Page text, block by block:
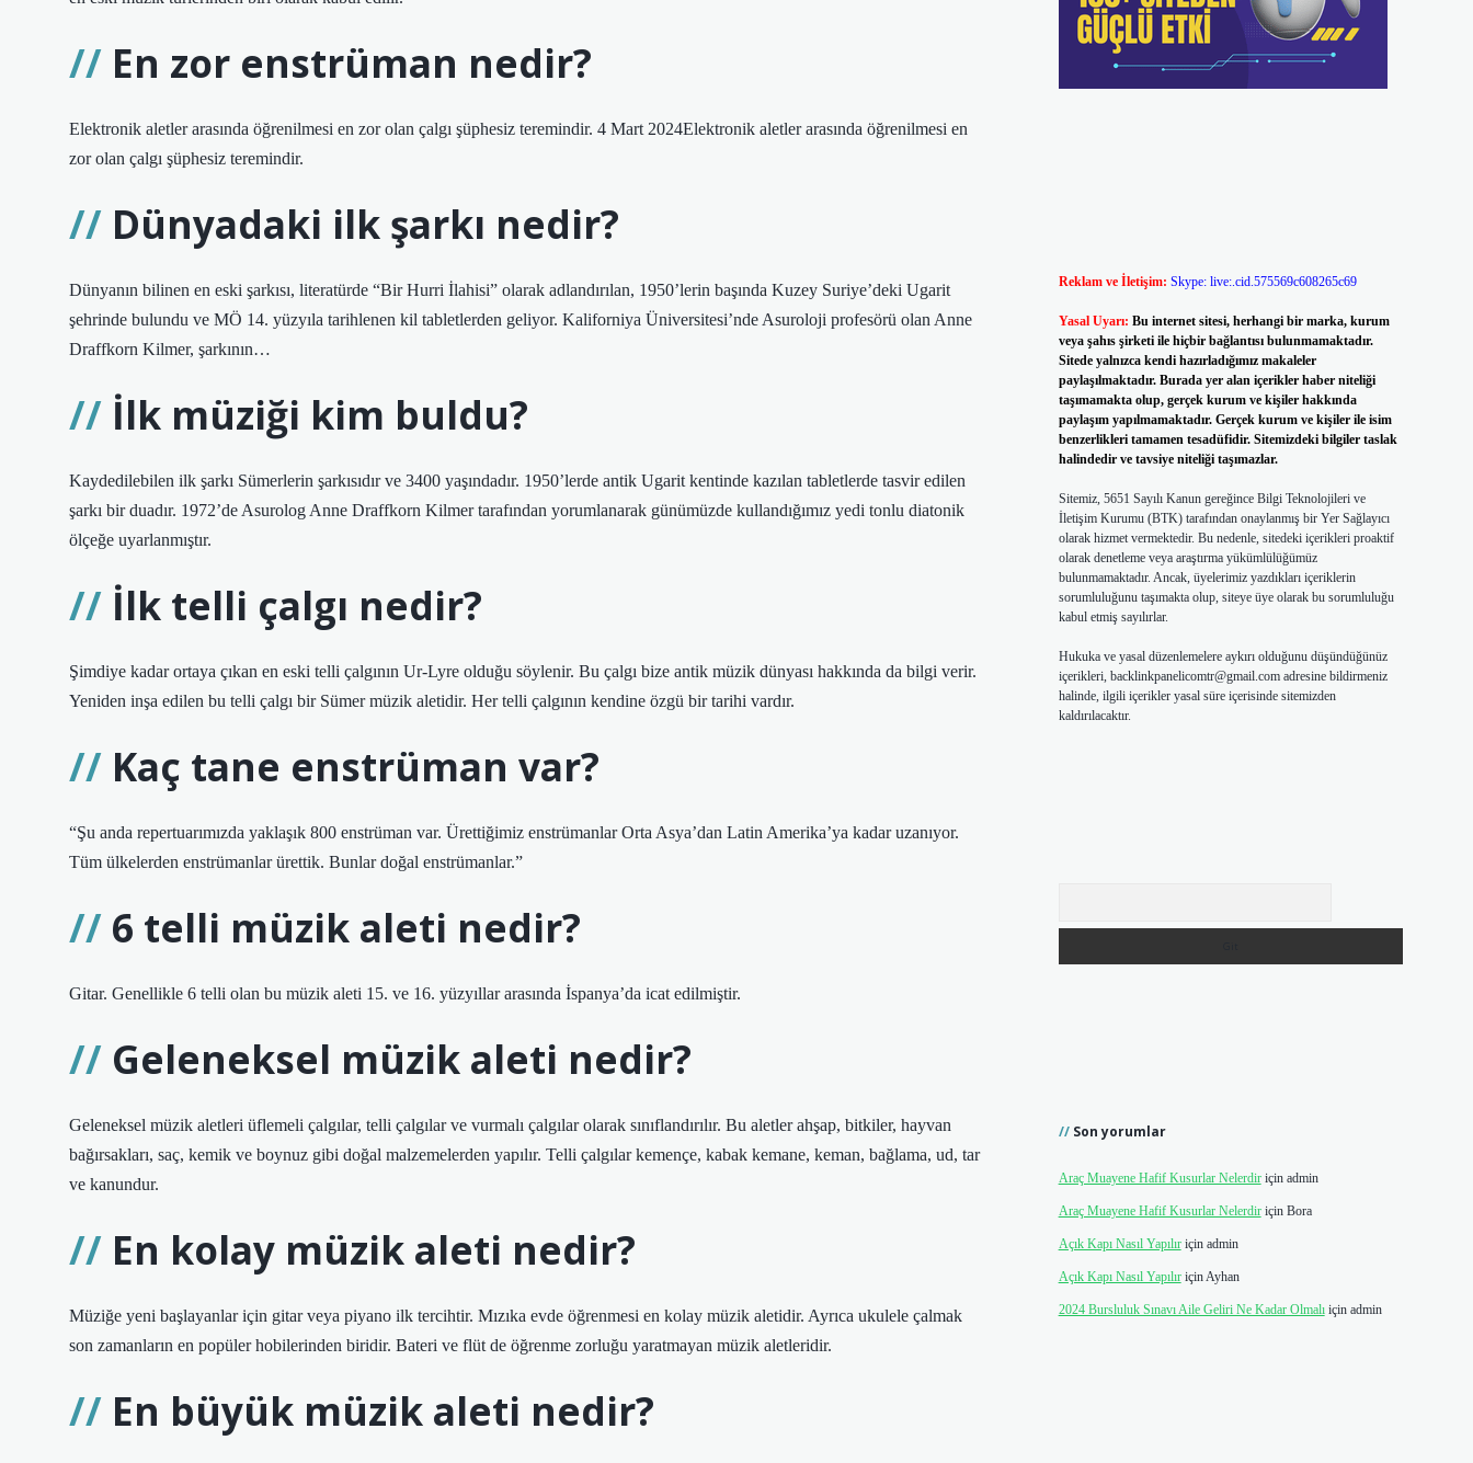
En zor enstrüman nedir?
Elektronik aletler arasında öğrenilmesi en zor olan çalgı şüphesiz teremindir. 4 Mart 2024Elektronik aletler arasında öğrenilmesi en
zor olan çalgı şüphesiz teremindir.
Dünyadaki ilk şarkı nedir?
Dünyanın bilinen en eski şarkısı, literatürde “Bir Hurri İlahisi” olarak adlandırılan, 1950’lerin başında Kuzey Suriye’deki Ugarit
şehrinde bulundu ve MÖ 14. yüzyıla tarihlenen kil tabletlerden geliyor. Kaliforniya Üniversitesi’nde Asuroloji profesörü olan Anne
Draffkorn Kilmer, şarkının…
İlk müziği kim buldu?
Kaydedilebilen ilk şarkı Sümerlerin şarkısıdır ve 3400 yaşındadır. 1950’lerde antik Ugarit kentinde kazılan tabletlerde tasvir edilen
şarkı bir duadır. 1972’de Asurolog Anne Draffkorn Kilmer tarafından yorumlanarak günümüzde kullandığımız yedi tonlu diatonik
ölçeğe uyarlanmıştır.
İlk telli çalgı nedir?
Şimdiye kadar ortaya çıkan en eski telli çalgının Ur-Lyre olduğu söylenir. Bu çalgı bize antik müzik dünyası hakkında da bilgi verir.
Yeniden inşa edilen bu telli çalgı bir Sümer müzik aletidir. Her telli çalgının kendine özgü bir tarihi vardır.
Kaç tane enstrüman var?
“Şu anda repertuarımızda yaklaşık 800 enstrüman var. Ürettiğimiz enstrümanlar Orta Asya’dan Latin Amerika’ya kadar uzanıyor.
Tüm ülkelerden enstrümanlar ürettik. Bunlar doğal enstrümanlar.”
6 telli müzik aleti nedir?
Gitar. Genellikle 6 telli olan bu müzik aleti 15. ve 16. yüzyıllar arasında İspanya’da icat edilmiştir.
Geleneksel müzik aleti nedir?
Geleneksel müzik aletleri üflemeli çalgılar, telli çalgılar ve vurmalı çalgılar olarak sınıflandırılır. Bu aletler ahşap, bitkiler, hayvan
bağırsakları, saç, kemik ve boynuz gibi doğal malzemelerden yapılır. Telli çalgılar kemençe, kabak kemane, keman, bağlama, ud, tar
ve kanundur.
En kolay müzik aleti nedir?
Müziğe yeni başlayanlar için gitar veya piyano ilk tercihtir. Mızıka evde öğrenmesi en kolay müzik aletidir. Ayrıca ukulele çalmak
son zamanların en popüler hobilerinden biridir. Bateri ve flüt de öğrenme zorluğu yaratmayan müzik aletleridir.
En büyük müzik aleti nedir?
Reklam ve İletişim: Skype: live:.cid.575569c608265c69
Yasal Uyarı: Bu internet sitesi, herhangi bir marka, kurum
veya şahıs şirketi ile hiçbir bağlantısı bulunmamaktadır.
Sitede yalnızca kendi hazırladığımız makaleler
paylaşılmaktadır. Burada yer alan içerikler haber niteliği
taşımamakta olup, gerçek kurum ve kişiler hakkında
paylaşım yapılmamaktadır. Gerçek kurum ve kişiler ile isim
benzerlikleri tamamen tesadüfidir. Sitemizdeki bilgiler taslak
halindedir ve tavsiye niteliği taşımazlar.
Sitemiz, 5651 Sayılı Kanun gereğince Bilgi Teknolojileri ve
İletişim Kurumu (BTK) tarafından onaylanmış bir Yer Sağlayıcı
olarak hizmet vermektedir. Bu nedenle, sitedeki içerikleri proaktif
olarak denetleme veya araştırma yükümlülüğümüz
bulunmamaktadır. Ancak, üyelerimiz yazdıkları içeriklerin
sorumluluğunu taşımakta olup, siteye üye olarak bu sorumluluğu
kabul etmiş sayılırlar.
Hukuka ve yasal düzenlemelere aykırı olduğunu düşündüğünüz
içerikleri, backlinkpanelicomtr@gmail.comadresine bildirmeniz
halinde, ilgili içerikler yasal süre içerisinde sitemizden
kaldırılacaktır.
Son yorumlar
Araç Muayene Hafif Kusurlar Nelerdiriçin admin
Araç Muayene Hafif Kusurlar Nelerdiriçin Bora
Açık Kapı Nasıl Yapılıriçin admin
Açık Kapı Nasıl YapılıriçinAyhan
2024 Bursluluk Sınavı Aile Geliri Ne Kadar Olmalıiçin admin